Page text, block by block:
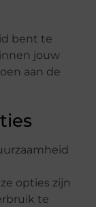
bent te
jouw
aan de
opties zijn
te